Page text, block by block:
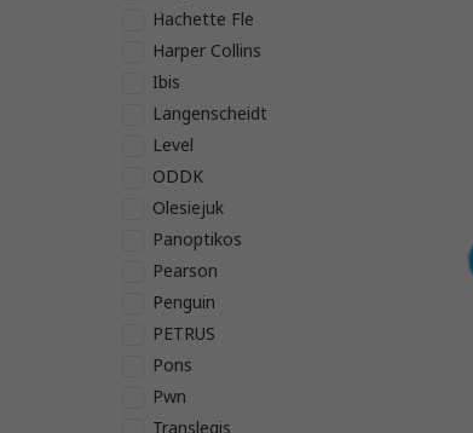
Hachette Fle
Harper Collins
Ibis
Langenscheidt
Level
ODDK
Olesiejuk
Panoptikos
Pearson
Penguin
PETRUS
Pons
Pwn
Translegis